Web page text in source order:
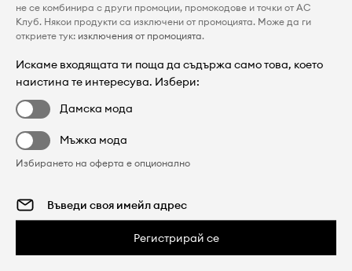
не се комбинира с други промоции, промокодове и точки от AC
Клуб. Някои продукти са изключени от промоцията. Може да ги
откриете тук: изключения от промоцията.
Искаме входящата ти поща да съдържа само това, което
наистина те интересува. Избери:
Дамска мода
Мъжка мода
Избирането на оферта е опционално
Регистрирай се